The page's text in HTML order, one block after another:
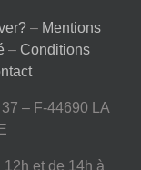
– Mentions
– Conditions
– F-44690 LA
et de 14h à